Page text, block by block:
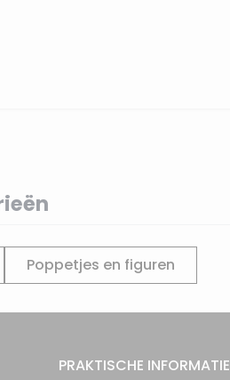
Poppetjes en figuren
PRAKTISCHE INFORMATIE